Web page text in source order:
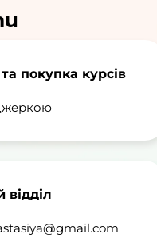
покупка курсів
відділ